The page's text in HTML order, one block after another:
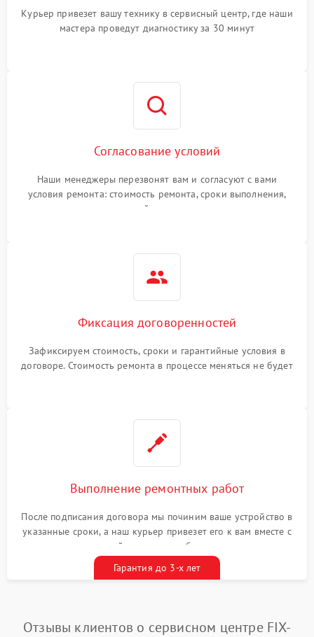
Курьер привезет вашу технику в сервисный центр, где наши
мастера проведут диагностику за 30 минут
Согласование условий
Наши менеджеры перезвонят вам и согласуют с вами
условия ремонта: стоимость ремонта, сроки выполнения,
гарантийные условия
Фиксация договоренностей
Зафиксируем стоимость, сроки и гарантийные условия в
договоре. Стоимость ремонта в процессе меняться не будет
Выполнение ремонтных работ
После подписания договора мы починим ваше устройство в
указанные сроки, а наш курьер привезет его к вам вместе с
гарантийным талоном бесплатно
Гарантия до 3-х лет
Отзывы клиентов о сервисном центре FIX-